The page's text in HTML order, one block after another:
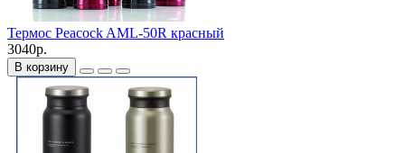
Термос Peacock AML-50R красный
3040р.
В корзину